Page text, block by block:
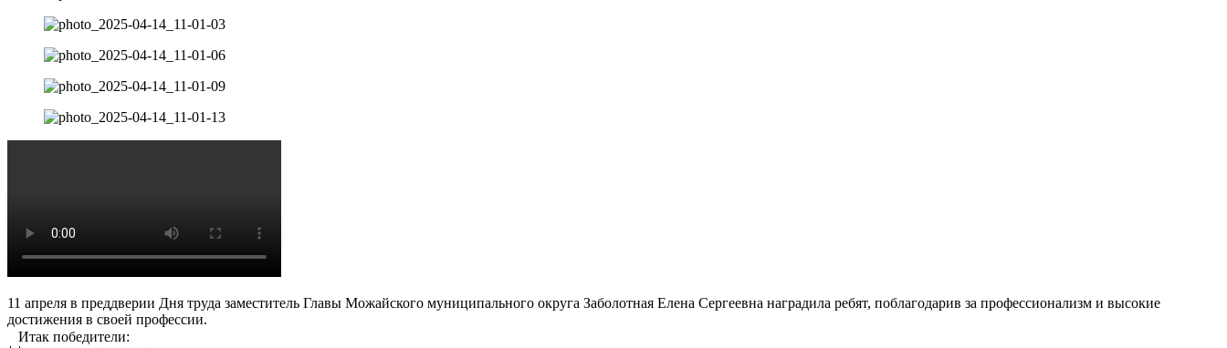
11 апреля в преддверии Дня труда заместитель Главы Можайского муниципального округа Заболотная Елена Сергеевна наградила ребят, поблагодарив за профессионализм и высокие
достижения в своей профессии.
⠀Итак победители: